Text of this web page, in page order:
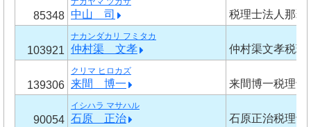
85348 中山 司 税理士法人那
103921
ナカンダカリ フミタカ
仲村渠 文孝 仲村渠文孝税理
139306
クリマ ヒロカズ
来間 博一 来間博一税理士
90054
イシハラ マサハル
石原 正治 石原正治税理士